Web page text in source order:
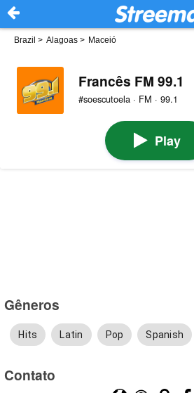
Brazil > Alagoas > Maceió
Francês FM 99.1
#soescutoela · FM · 99.1
Play
Gêneros
Hits Latin Pop Spanish
Contato